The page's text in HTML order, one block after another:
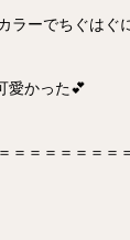
ラーでちぐはぐ
愛かった💕
＝＝＝＝＝＝＝